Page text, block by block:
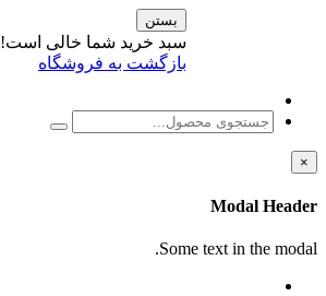
بستن
سبد خرید شما خالی است!
بازگشت به فروشگاه
×
Modal Header
Some text in the modal.